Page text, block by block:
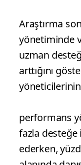
Araştırma
yönetiminde
uzman
arttığını
yöneticilerinin
performans
fazla
ederken,